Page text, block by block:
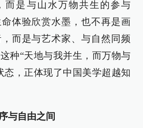
而是与山水万物共生的参与
体验欣赏水墨，也不再是画
而是与艺术家、与自然同频
种“天地与我并生，而万物与
态，正体现了中国美学超越知
与自由之间